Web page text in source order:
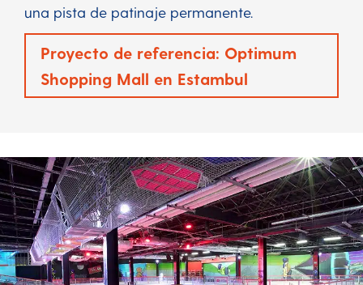
una pista de patinaje permanente.
Proyecto de referencia: Optimum
Shopping Mall en Estambul